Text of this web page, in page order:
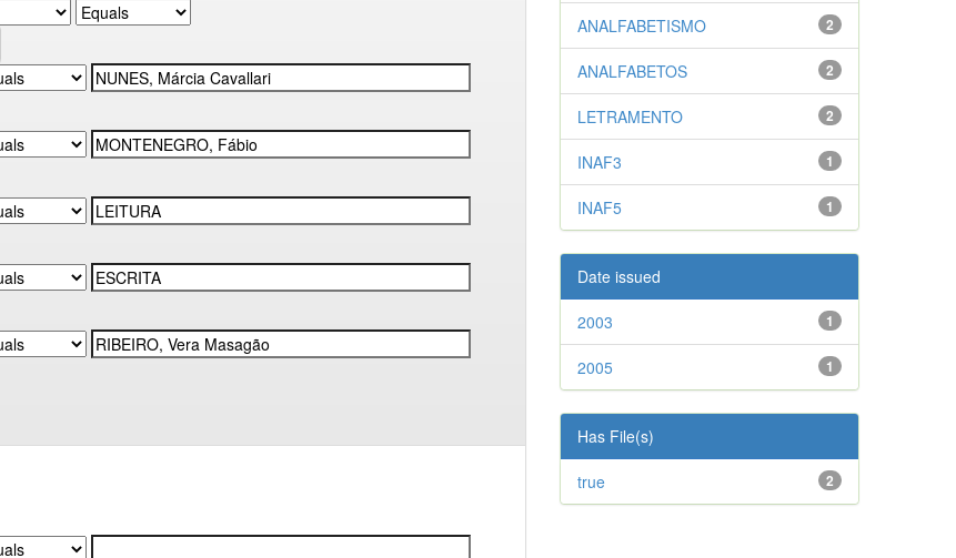
2
ANALFABETISMO
2
ANALFABETOS
2
LETRAMENTO
1
INAF3
1
INAF5
Date issued
1
2003
1
2005
Has File(s)
2
true